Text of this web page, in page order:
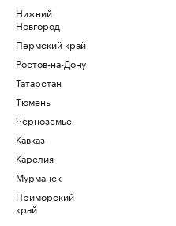
Нижний
Новгород
Пермский край
Ростов-на-Дону
Татарстан
Тюмень
Черноземье
Кавказ
Карелия
Мурманск
Приморский
край